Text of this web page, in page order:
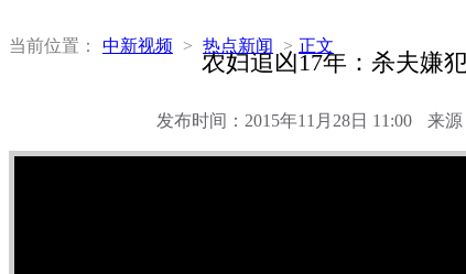
当前位置： 中新视频 > 热点新闻 > 正文
农妇追凶17年：杀夫嫌
发布时间：2015年11月28日 11:00 来源